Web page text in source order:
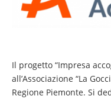
Il progetto “Impresa
all’Associazione “La
Regione Piemonte. Si